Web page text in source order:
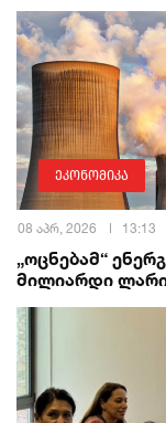
ეკონომიკა
08 აპრ, 2026 13:13
„ოცნებამ“
მილიარდი